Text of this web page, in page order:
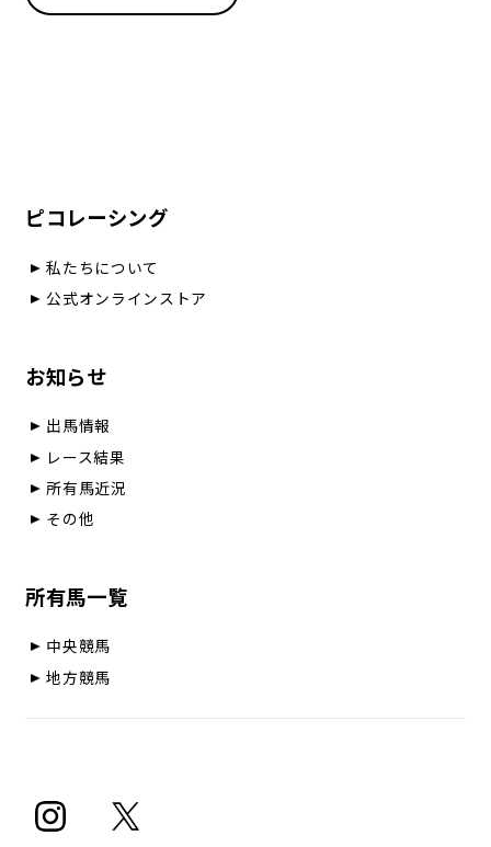
ピコレーシング
私たちについて
公式オンラインストア
お知らせ
出馬情報
レース結果
所有馬近況
その他
所有馬一覧
中央競馬
地方競馬